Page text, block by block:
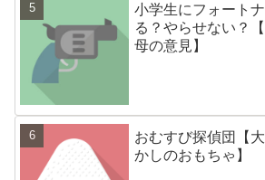
小学生にフォート
る？やらせない？
母の意見】
おむすび探偵団【
かしのおもちゃ】